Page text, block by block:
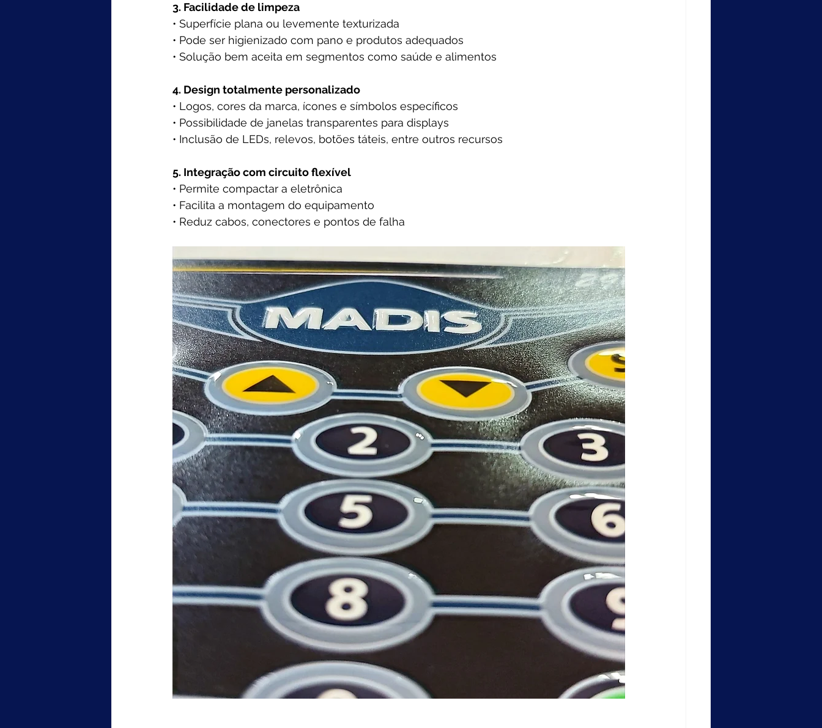
3. Facilidade de limpeza
• Superfície plana ou levemente texturizada
• Pode ser higienizado com pano e produtos adequados
• Solução bem aceita em segmentos como saúde e alimentos
4. Design totalmente personalizado
• Logos, cores da marca, ícones e símbolos específicos
• Possibilidade de janelas transparentes para displays
• Inclusão de LEDs, relevos, botões táteis, entre outros recursos
5. Integração com circuito flexível
• Permite compactar a eletrônica
• Facilita a montagem do equipamento
• Reduz cabos, conectores e pontos de falha